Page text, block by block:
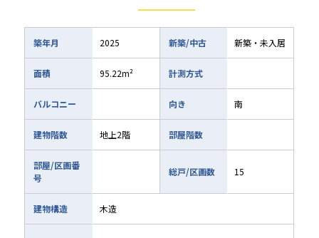
築年月 2025 新築/中古 新築・未入居
面積 95.22m² 計測方式
バルコニー 向き 南
建物階数 地上2階 部屋階数
部屋/区画番
号
総戸/区画数 15
建物構造 木造